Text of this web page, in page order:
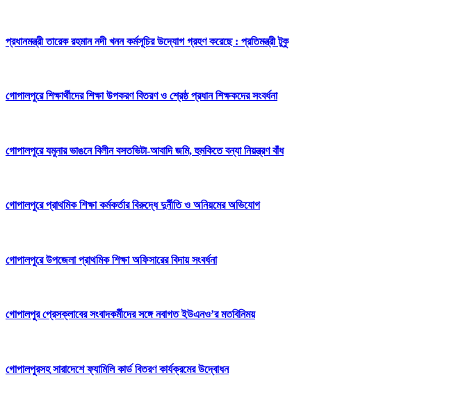
প্রধানমন্ত্রী তারেক রহমান নদী খনন কর্মসূচির উদ্যোগ গ্রহণ করেছে : প্রতিমন্ত্রী টুকু
গোপালপুরে শিক্ষার্থীদের শিক্ষা উপকরণ বিতরণ ও শ্রেষ্ঠ প্রধান শিক্ষকদের সংবর্ধনা
গোপালপুরে যমুনার ভাঙনে বিলীন বসতভিটা-আবাদি জমি, হুমকিতে বন্যা নিয়ন্ত্রণ বাঁধ
গোপালপুরে প্রাথমিক শিক্ষা কর্মকর্তার বিরুদ্ধে দুর্নীতি ও অনিয়মের অভিযোগ
গোপালপুরে উপজেলা প্রাথমিক শিক্ষা অফিসারের বিদায় সংবর্ধনা
গোপালপুর প্রেসক্লাবের সংবাদকর্মীদের সঙ্গে নবাগত ইউএনও’র মতবিনিময়
গোপালপুরসহ সারাদেশে ফ্যামিলি কার্ড বিতরণ কার্যক্রমের উদ্বোধন